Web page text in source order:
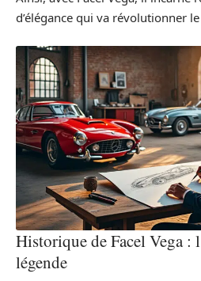
d’élégance qui va révolutionner
Historique de Facel Vega :
légende